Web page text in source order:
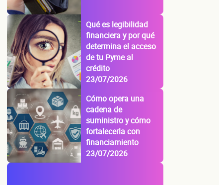
Qué es legibilidad
financiera y por qué
determina el acceso
de tu Pyme al
crédito
23/07/2026
Cómo opera una
cadena de
suministro y cómo
fortalecerla con
financiamiento
23/07/2026